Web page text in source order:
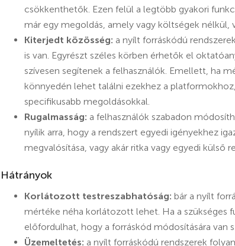
csökkenthetők. Ezen felül a legtöbb gyakori
már egy megoldás, amely vagy költségek nélkül,
Kiterjedt közösség: a nyílt forráskódú
is van. Egyrészt széles körben érhetők el
szívesen segítenek a felhasználók. Emellett, ha
könnyedén lehet találni ezekhez a
specifikusabb megoldásokkal.
Rugalmasság: a felhasználók szabadon
nyílik arra, hogy a rendszert egyedi igényekhez
megvalósítása, vagy akár ritka vagy egyedi külső
Hátrányok
Korlátozott testreszabhatóság: bár a nyílt
mértéke néha korlátozott lehet. Ha a szükséges
előfordulhat, hogy a forráskód módosítására van
Üzemeltetés: a nyílt forráskódú rendszerek